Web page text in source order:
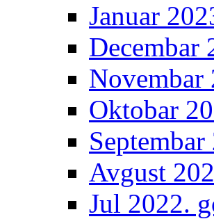
Januar
Decembar
Novembar
Oktobar
Avgust
Jul 2022.